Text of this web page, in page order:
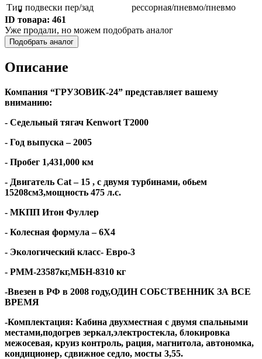
Спецтехника
Тип подвески пер/зад
рессорная/пневмо/пневмо
ID товара: 461
Уже продали, но можем подобрать аналог
Подобрать аналог
Описание
Компания “ГРУЗОВИК-24” представляет вашему
вниманию:
- Седельный тягач Kenwort T2000
- Год выпуска – 2005
- Пробег 1,431,000 км
- Двигатель Сat– 15 , с двумя турбинами, обьем
15208см3,мощность 475 л.с.
- МКПП Итон Фуллер
- Колесная формула – 6Х4
- Экологический класс- Евро-3
- РММ-23587кг,МБН-8310 кг
-Ввезен в РФ в 2008 году,ОДИН СОБСТВЕННИК ЗА ВСЕ
ВРЕМЯ
-Комплектация: Кабина двухместная с двумя спальными
местами,подогрев зеркал,электростекла, блокировка
межосевая, круиз контроль, рация, магнитола, автономка,
кондиционер, сдвижное седло, мосты 3,55.